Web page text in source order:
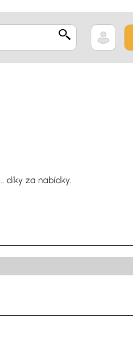
díky za nabídky.